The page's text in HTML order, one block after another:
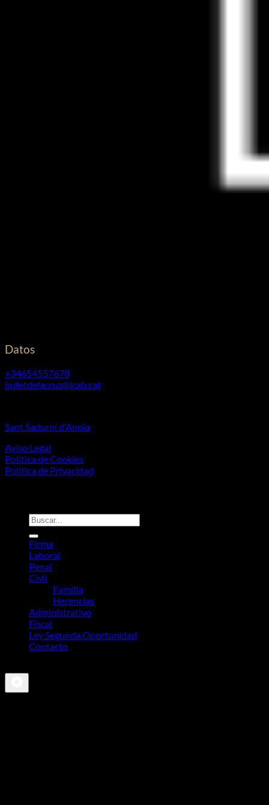
Datos
+34654557678
bufetdelacruz@icab.cat
Sant Sadurní d’Anoia
Aviso Legal
Política de Cookies
Política de Privacidad
Firma
Laboral
Penal
Civil
Familia
Herencias
Administrativo
Fiscal
Ley Segunda Oportunidad
Contacto